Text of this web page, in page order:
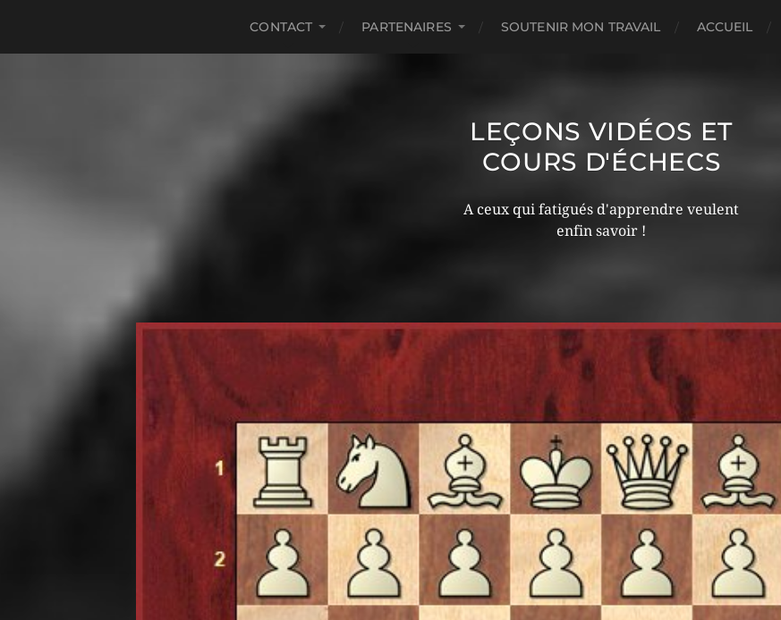
CONTACT PARTENAIRES SOUTENIR MON TRAVAIL ACCUEIL
LEÇONS VIDÉOS ET
COURS D'ÉCHECS
A ceux qui fatigués d'apprendre veulent
enfin savoir !